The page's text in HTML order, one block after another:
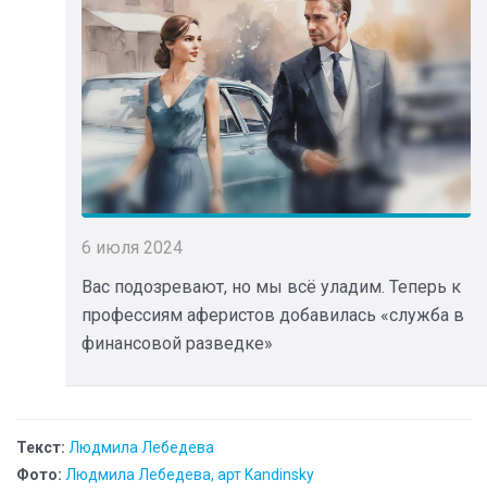
6 июля 2024
Вас подозревают, но мы всё уладим. Теперь к
профессиям аферистов добавилась «служба в
финансовой разведке»
Текст: Людмила Лебедева
Фото: Людмила Лебедева, арт Kandinsky